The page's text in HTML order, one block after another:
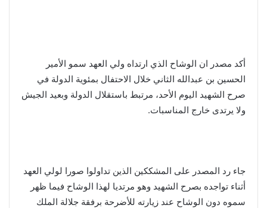
أكد مصدر ان الوشاح الذي ارتداه ولي العهد سمو الأمير
الحسين بن عبدالله الثاني خلال الاحتفال بمئوية الدولة في
صرح الشهيد اليوم الأحد، مرتبط باستقلال الدولة وبعيد الجيش
ولا يرتدى خارج المناسبات.
جاء رد المصدر على المشككين الذين تداولوا صورا لولي العهد
أثناء تواجده بصرح الشهيد وهو مرتديا لهذا الوشاح فيما ظهر
سموه دون الوشاح عند زيارته للأضرحة برفقة جلالة الملك